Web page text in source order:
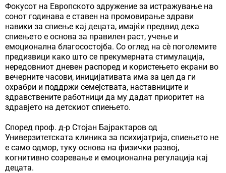
Фокусот на Европското здружение за истражување на
сонот годинава е ставен на промовирање здрави
навики за спиење кај децата, имајќи предвид дека
спиењето е основа за правилен раст, учење и
емоционална благосостојба. Со оглед на сè поголемите
предизвици како што се прекумерната стимулација,
нередовниот дневен распоред и користењето екрани во
вечерните часови, иницијативата има за цел да ги
охрабри и поддржи семејствата, наставниците и
здравствените работници да му дадат приоритет на
здравјето на детскиот спиењето.
Според проф. д-р Стојан Бајрактаров од
Универзитетската клиника за психијатрија, спиењето не
е само одмор, туку основа на физички развој,
когнитивно созревање и емоционална регулација кај
децата.